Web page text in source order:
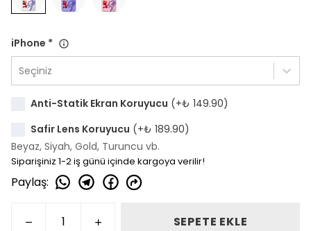
iPhone *
Seçiniz
Anti-Statik Ekran Koruyucu (+₺ 149.90)
Safir Lens Koruyucu (+₺ 189.90)
Beyaz, Siyah, Gold, Turuncu vb.
Siparişiniz 1-2 iş günü içinde kargoya verilir!
Paylaş:
SEPETE EKLE